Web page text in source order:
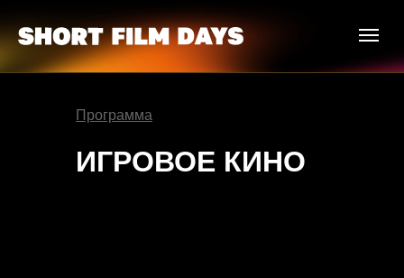
ИГРОВОЕ КИНО
Программа